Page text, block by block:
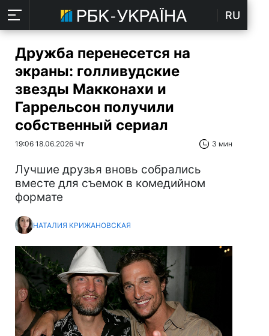
RU
Дружба перенесется на
экраны: голливудские
звезды Макконахи и
Гаррельсон получили
собственный сериал
19:06 18.06.2026 Чт 3 мин
Лучшие друзья вновь собрались
вместе для съемок в комедийном
формате
НАТАЛИЯ КРИЖАНОВСКАЯ